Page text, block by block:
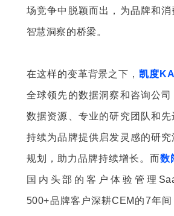
场竞争中脱颖而出，为品牌和
智慧洞察的桥梁。
在这样的变革背景之下，凯度
全球领先的数据洞察和咨询公
数据资源、专业的研究团队和先
持续为品牌提供启发灵感的研
规划，助力品牌持续增长。而数
国内头部的客户体验管理
500+品牌客户深耕CEM的7年